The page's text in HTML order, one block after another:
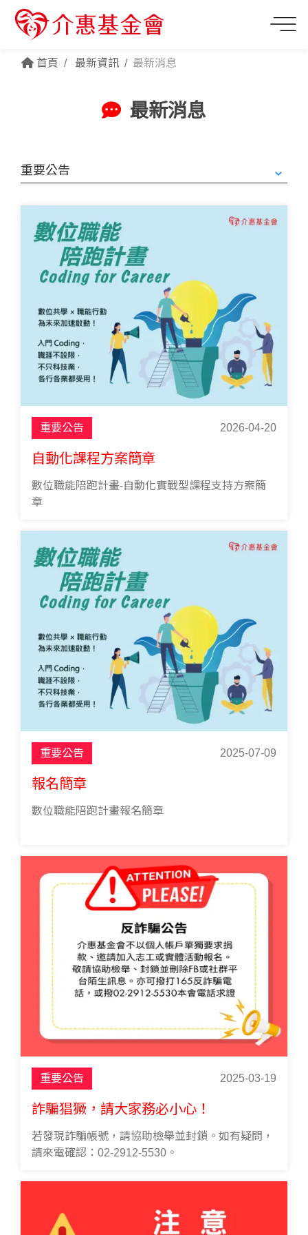
首頁 最新資訊 最新消息
最新消息
重要公告 2026-04-20
自動化課程方案簡章
數位職能陪跑計畫-自動化實戰型課程支持方案簡
章
重要公告 2025-07-09
報名簡章
數位職能陪跑計畫報名簡章
重要公告 2025-03-19
詐騙猖獗，請大家務必小心！
若發現詐騙帳號，請協助檢舉並封鎖。如有疑問，
請來電確認：02-2912-5530。